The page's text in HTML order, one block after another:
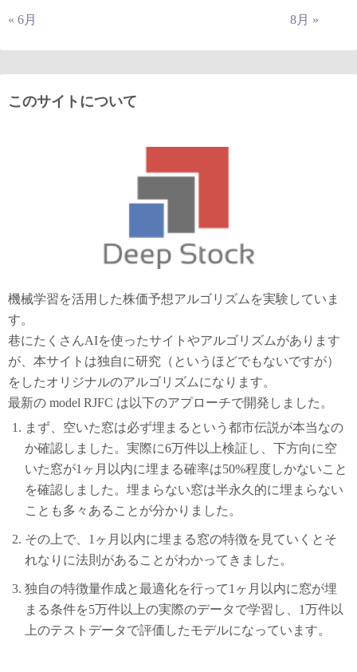
« 6月 8月 »
このサイトについて
機械学習を活用した株価予想アルゴリズムを実験していま
す。
巷にたくさんAIを使ったサイトやアルゴリズムがあります
が、本サイトは独自に研究（というほどでもないですが）
をしたオリジナルのアルゴリズムになります。
最新の model RJFC は以下のアプローチで開発しました。
まず、空いた窓は必ず埋まるという都市伝説が本当なの
か確認しました。実際に6万件以上検証し、下方向に空
いた窓が1ヶ月以内に埋まる確率は50%程度しかないこと
を確認しました。埋まらない窓は半永久的に埋まらない
ことも多々あることが分かりました。
その上で、1ヶ月以内に埋まる窓の特徴を見ていくとそ
れなりに法則があることがわかってきました。
独自の特徴量作成と最適化を行って1ヶ月以内に窓が埋
まる条件を5万件以上の実際のデータで学習し、1万件以
上のテストデータで評価したモデルになっています。